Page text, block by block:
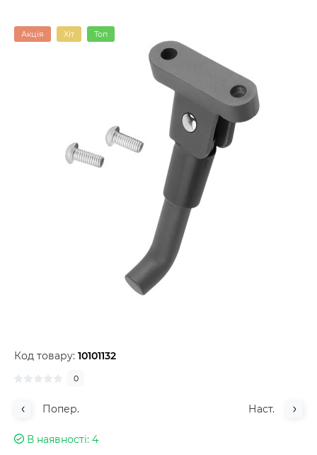
Акція Хіт Топ
Код товару: 10101132
0
Попер. Наст.
В наявності 4